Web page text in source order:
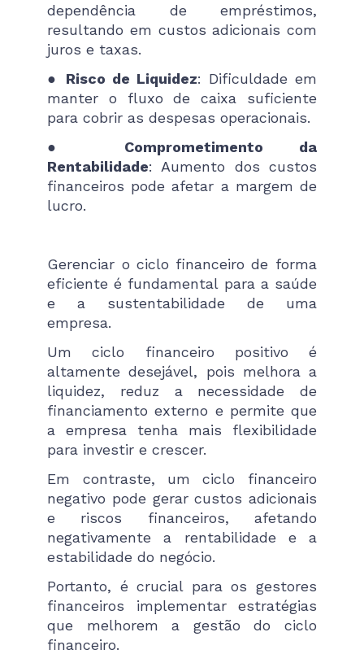
dependência de empréstimos,
resultando em custos adicionais com
juros e taxas.
● Risco de Liquidez: Dificuldade em
manter o fluxo de caixa suficiente
para cobrir as despesas operacionais.
● Comprometimento da
Rentabilidade: Aumento dos custos
financeiros pode afetar a margem de
lucro.
Gerenciar o ciclo financeiro de forma
eficiente é fundamental para a saúde
e a sustentabilidade de uma
empresa.
Um ciclo financeiro positivo é
altamente desejável, pois melhora a
liquidez, reduz a necessidade de
financiamento externo e permite que
a empresa tenha mais flexibilidade
para investir e crescer.
Em contraste, um ciclo financeiro
negativo pode gerar custos adicionais
e riscos financeiros, afetando
negativamente a rentabilidade e a
estabilidade do negócio.
Portanto, é crucial para os gestores
financeiros implementar estratégias
que melhorem a gestão do ciclo
financeiro.